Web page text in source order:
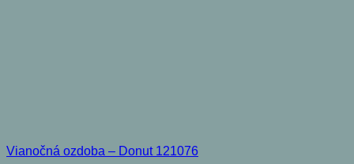
Vianočná ozdoba – Donut 121076